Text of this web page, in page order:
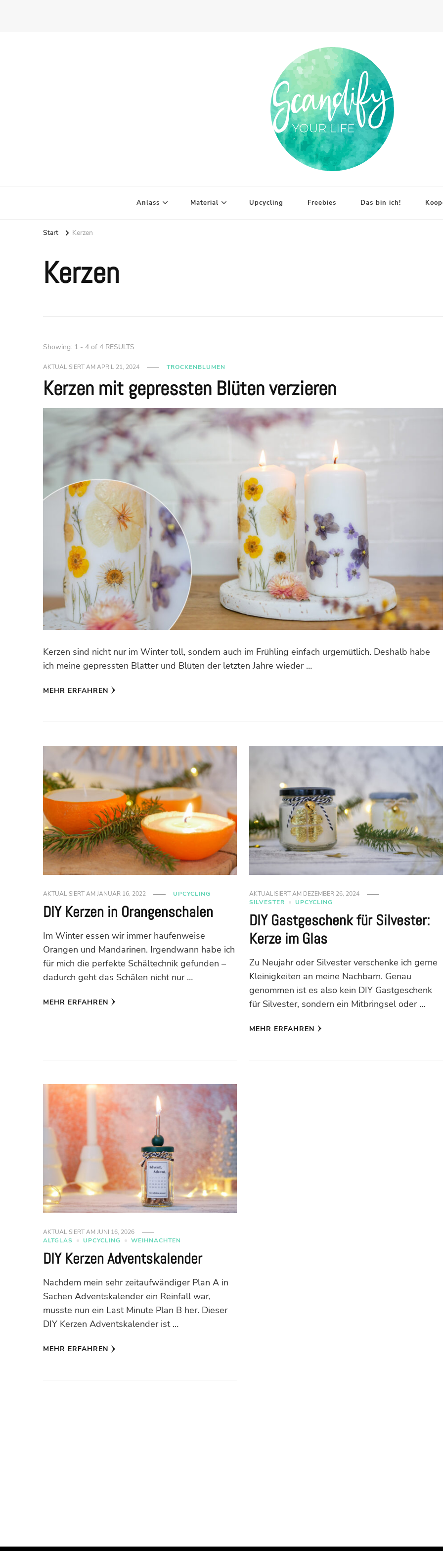
Anlass Material Upcycling Freebies Das bin ich!
Start Kerzen
Kerzen
Showing: 1 - 4 of 4 RESULTS
AKTUALISIERT AMAPRIL 21, 2024 TROCKENBLUMEN
Kerzen mit gepressten Blüten verzieren
Kerzen sind nicht nur im Winter toll, sondern auch im Frühling einfach urgemütlich. Deshalb habe
ich meine gepressten Blätter und Blüten der letzten Jahre wieder …
MEHR ERFAHREN
AKTUALISIERT AMJANUAR 16, 2022 UPCYCLING
DIY Kerzen in Orangenschalen
Im Winter essen wir immer haufenweise
Orangen und Mandarinen. Irgendwann habe ich
für mich die perfekte Schältechnik gefunden –
dadurch geht das Schälen nicht nur …
MEHR ERFAHREN
AKTUALISIERT AM DEZEMBER 26, 2024
SILVESTER
UPCYCLING
DIY Gastgeschenk für Silvester:
Kerze im Glas
Zu Neujahr oder Silvester verschenke ich gerne
Kleinigkeiten an meine Nachbarn. Genau
genommen ist es also kein DIY Gastgeschenk
für Silvester, sondern ein Mitbringsel oder …
MEHR ERFAHREN
AKTUALISIERT AMJUNI 16, 2026
ALTGLAS
UPCYCLING WEIHNACHTEN
DIY Kerzen Adventskalender
Nachdem mein sehr zeitaufwändiger Plan A in
Sachen Adventskalender ein Reinfall war,
musste nun ein Last Minute Plan B her. Dieser
DIY Kerzen Adventskalender ist …
MEHR ERFAHREN